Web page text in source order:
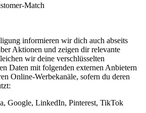
Match
informieren wir dich auch abseits
Aktionen und zeigen dir relevante
wir deine verschlüsselten
Daten mit folgenden externen Anbietern
Online-Werbekanäle, sofern du deren
Google, LinkedIn, Pinterest, TikTok